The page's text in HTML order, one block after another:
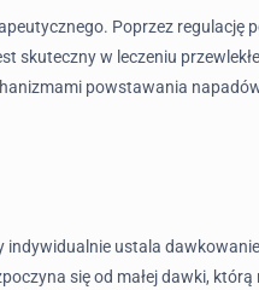
Poprzez regulację
w leczeniu
powstawania
ustala
się od małej dawki,